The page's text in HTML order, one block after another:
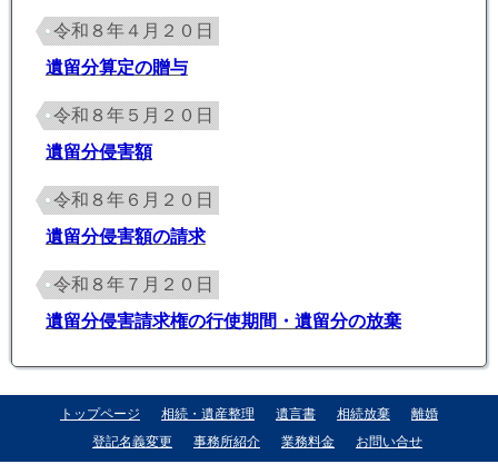
令和８年４月２０日
遺留分算定の贈与
令和８年５月２０日
遺留分侵害額
令和８年６月２０日
遺留分侵害額の請求
令和８年７月２０日
遺留分侵害請求権の行使期間・遺留分の放棄
トップページ 相続・遺産整理 遺言書 相続放棄
離婚
登記名義変更
事務所紹介 業務料金 お問い合せ